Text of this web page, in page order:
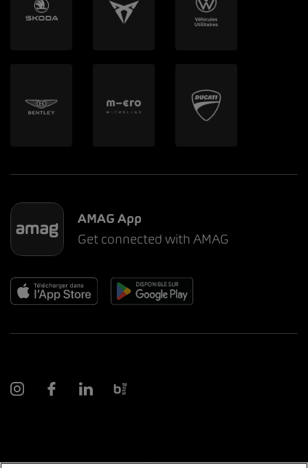
AMAG App
Get connected with AMAG